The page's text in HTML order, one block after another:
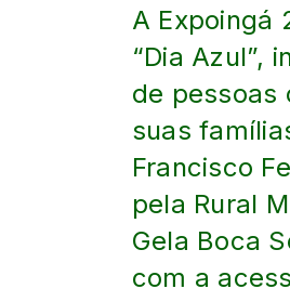
A Expoingá
“Dia Azul”,
de pessoas
suas
Francisco
pela Rural
Gela Boca
com a